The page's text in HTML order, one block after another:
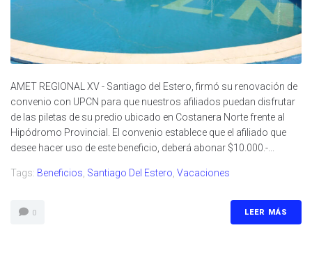
AMET REGIONAL XV - Santiago del Estero, firmó su renovación de
convenio con UPCN para que nuestros afiliados puedan disfrutar
de las piletas de su predio ubicado en Costanera Norte frente al
Hipódromo Provincial. El convenio establece que el afiliado que
desee hacer uso de este beneficio, deberá abonar $10.000.-...
Tags: Beneficios Santiago Del Estero Vacaciones
0 LEER MÁS